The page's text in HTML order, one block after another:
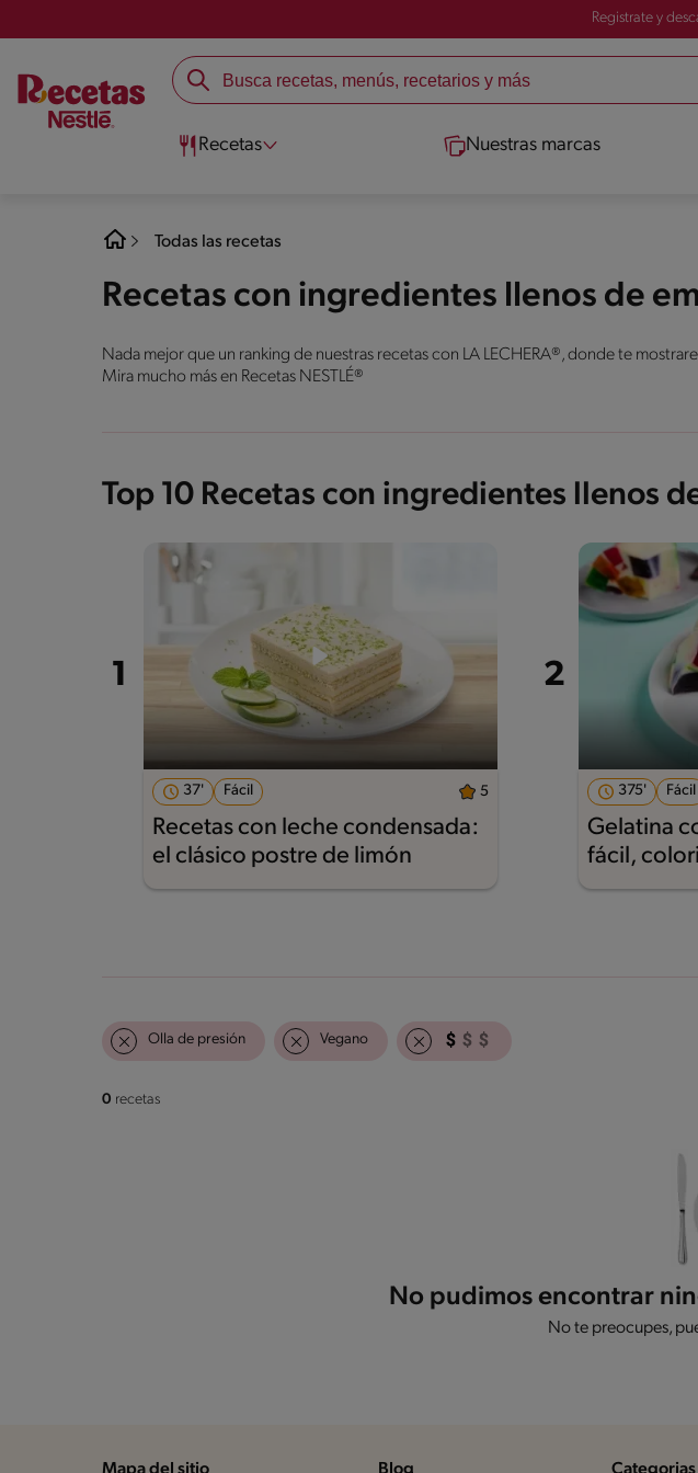
Registrate y
Recetas Nuestras marcas
Todas las recetas
Recetas con ingredientes llenos de
Nada mejor que un ranking de nuestras recetas con LA LECHERA®, donde te
Mira mucho más en Recetas NESTLÉ®
Top 10 Recetas con ingredientes llenos
37' Fácil 5
Recetas con leche condensada:
el clásico postre de limón
375' Fácil
Gelatina
fácil,
Olla de presión Vegano
0 recetas
No pudimos encontrar
No te preocupes,
Mapa del sitio Blog Categorias